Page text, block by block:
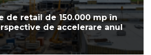
de retail de 150.000 mp în
de accelerare anul